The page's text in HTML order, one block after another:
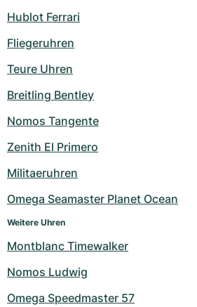
Hublot Ferrari
Fliegeruhren
Teure Uhren
Breitling Bentley
Nomos Tangente
Zenith El Primero
Militaeruhren
Omega Seamaster Planet Ocean
Weitere Uhren
Montblanc Timewalker
Nomos Ludwig
Omega Speedmaster 57